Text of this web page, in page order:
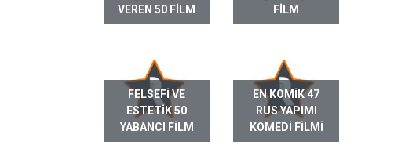
VEREN 50 FILM
FILM
FELSEFI VE
ESTETIK 50
YABANCI FILM
EN KOMIK 47
RUS YAPIMI
KOMEDI FILMI